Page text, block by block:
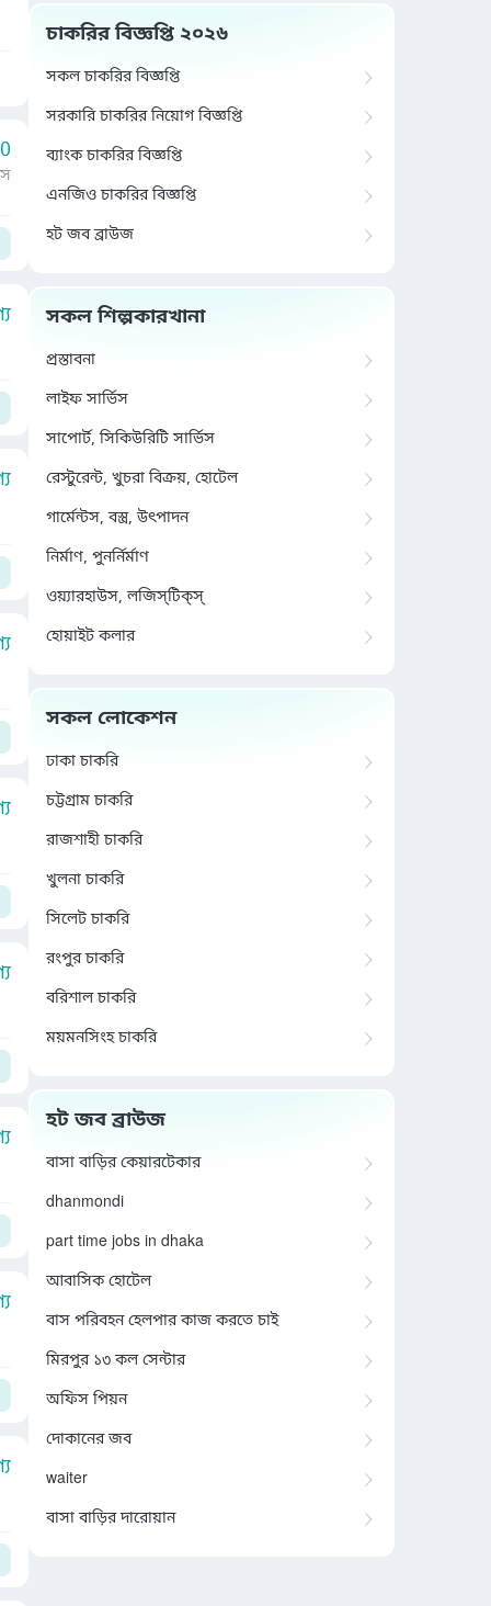
চাকরির বিজ্ঞপ্তি ২০২৬
সকল চাকরির বিজ্ঞপ্তি
সরকারি চাকরির নিয়োগ বিজ্ঞপ্তি
ব্যাংক চাকরির বিজ্ঞপ্তি
এনজিও চাকরির বিজ্ঞপ্তি
হট জব ব্রাউজ
সকল শিল্পকারখানা
প্রস্তাবনা
লাইফ সার্ভিস
সাপোর্ট, সিকিউরিটি সার্ভিস
রেস্টুরেন্ট, খুচরা বিক্রয়, হোটেল
গার্মেন্টস, বস্ত্র, উৎপাদন
নির্মাণ, পুনর্নির্মাণ
ওয়্যারহাউস, লজিস্‌টিক্‌স্‌
হোয়াইট কলার
সকল লোকেশন
ঢাকা চাকরি
চট্টগ্রাম চাকরি
রাজশাহী চাকরি
খুলনা চাকরি
সিলেট চাকরি
রংপুর চাকরি
বরিশাল চাকরি
ময়মনসিংহ চাকরি
হট জব ব্রাউজ
বাসা বাড়ির কেয়ারটেকার
dhanmondi
part time jobs in dhaka
আবাসিক হোটেল
বাস পরিবহন হেলপার কাজ করতে চাই
মিরপুর ১৩ কল সেন্টার
অফিস পিয়ন
দোকানের জব
waiter
বাসা বাড়ির দারোয়ান